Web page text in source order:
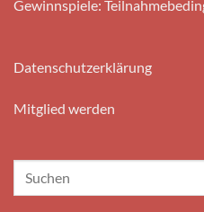
Gewinnspiele:
Datenschutzerklärung
Mitglied werden